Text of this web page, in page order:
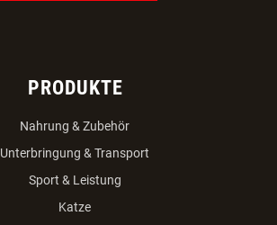
PRODUKTE
Nahrung & Zubehör
Unterbringung & Transport
Sport & Leistung
Katze